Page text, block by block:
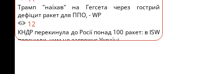
Трамп "наїхав" на Гегсета через гострий
дефіцит ракет для ППО, - WP
12
КНДР перекинула до Росії понад 100 ракет: в ISW
пояснили, чим це загрожує Україні